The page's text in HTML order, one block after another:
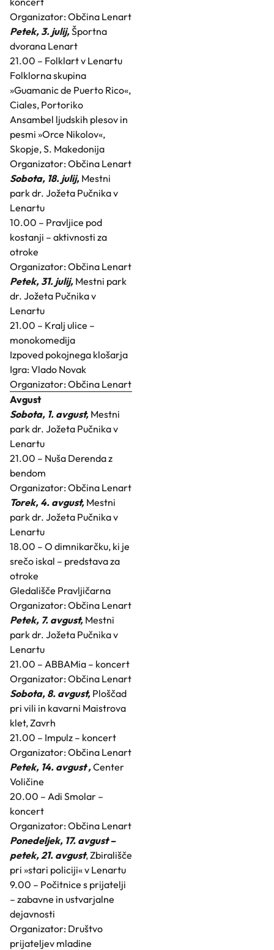
Organizator: Občina Lenart
Petek, 3. julij,Športna
dvorana Lenart
21.00 – Folklart v Lenartu
Folklorna skupina
»Guamanic de Puerto Rico«,
Ciales, Portoriko
Ansambel ljudskih plesov in
pesmi »Orce Nikolov«,
Skopje, S. Makedonija
Organizator: Občina Lenart
Sobota, 18. julij, Mestni
park dr. Jožeta Pučnika v
Lenartu
10.00 – Pravljice pod
kostanji – aktivnosti za
otroke
Organizator: Občina Lenart
Petek, 31. julij, Mestni park
dr. Jožeta Pučnika v
Lenartu
21.00 – Kralj ulice –
monokomedija
Izpoved pokojnega klošarja
Igra: Vlado Novak
Organizator: Občina Lenart
Avgust
Sobota, 1. avgust, Mestni
park dr. Jožeta Pučnika v
Lenartu
21.00 – Nuša Derenda z
bendom
Organizator: Občina Lenart
Torek, 4. avgust, Mestni
park dr. Jožeta Pučnika v
Lenartu
18.00 – O dimnikarčku, ki je
srečo iskal – predstava za
otroke
Gledališče Pravljičarna
Organizator: Občina Lenart
Petek, 7. avgust, Mestni
park dr. Jožeta Pučnika v
Lenartu
21.00 – ABBAMia – koncert
Organizator: Občina Lenart
Sobota, 8. avgust, Ploščad
pri vili in kavarni Maistrova
klet, Zavrh
21.00 – Impulz – koncert
Organizator: Občina Lenart
Petek, 14. avgust ,Center
Voličine
20.00 – Adi Smolar –
koncert
Organizator: Občina Lenart
Ponedeljek, 17. avgust –
petek, 21. avgust, Zbirališče
pri »stari policiji« v Lenartu
9.00 – Počitnice s prijatelji
– zabavne in ustvarjalne
dejavnosti
Organizator: Društvo
prijateljev mladine